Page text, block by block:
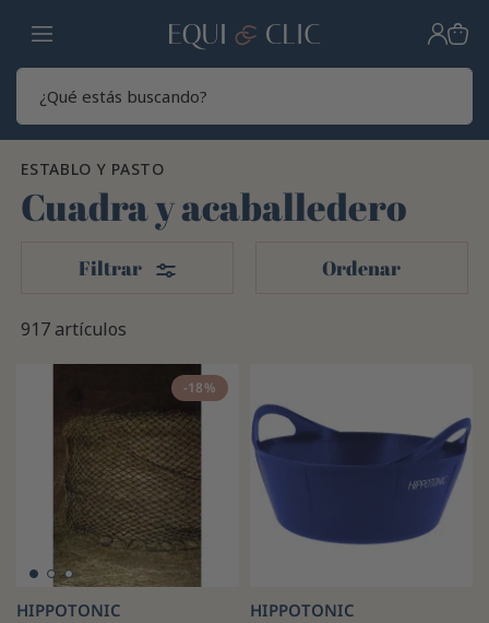
Hogar
ESTABLO Y PASTO
Cuadra y acaballedero
917 artículos
Filtrar Filtros Ordenar
-18%
HIPPOTONIC HIPPOTONIC